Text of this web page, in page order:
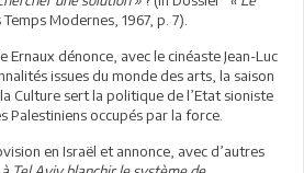
Temps Modernes, 1967, p. 7).
Ernaux dénonce, avec le cinéaste Jean-Luc
issues du monde des arts, la saison
Culture sert la politique de l’Etat sioniste
Palestiniens occupés par la force.
en Israël et annonce, avec d’autres